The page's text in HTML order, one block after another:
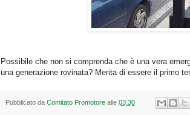
Possibile che non si comprenda che è una vera
una generazione rovinata? Merita di essere il primo
Pubblicato da Comitato Promotore alle 03:30